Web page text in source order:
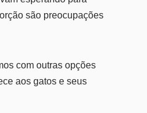
são preocupações
com outras opções
aos gatos e seus